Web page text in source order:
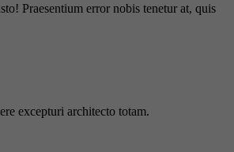
Praesentium error nobis tenetur at, quis
excepturi architecto totam.